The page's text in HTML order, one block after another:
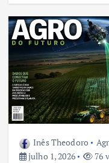
Inês Theodoro
julho 1, 2026
76